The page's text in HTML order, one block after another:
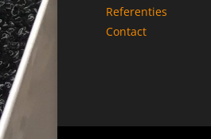
Referenties
Contact